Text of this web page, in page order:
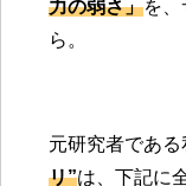
力の弱さ」を
ら。
元研究者である
リ”は、下記に